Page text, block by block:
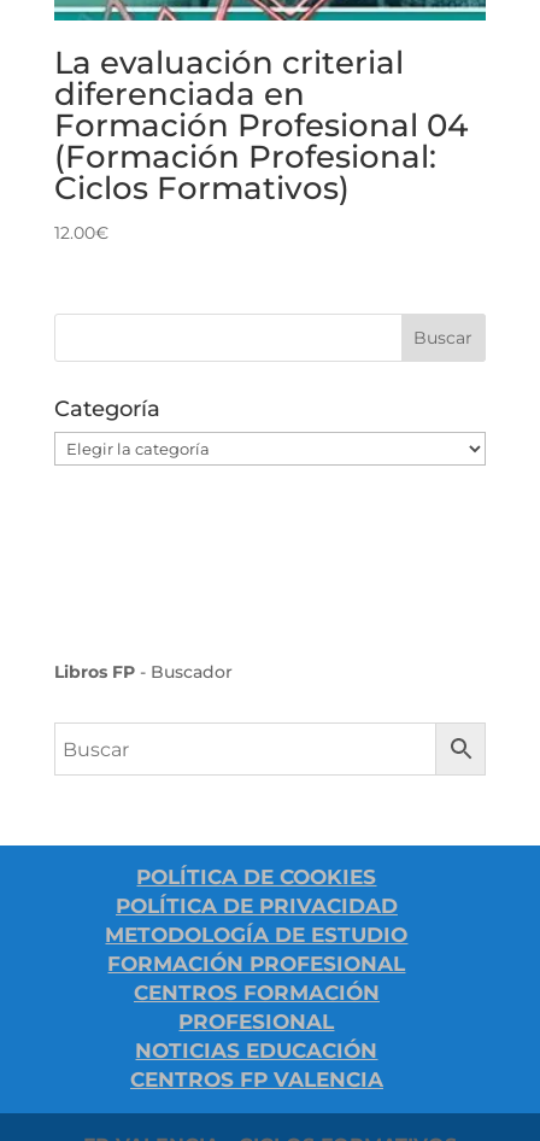
La evaluación criterial
diferenciada en
Formación Profesional 04
(Formación Profesional:
Ciclos Formativos)
12.00€
Categoría
Categoría
Libros FP- Buscador
POLÍTICA DE COOKIES
POLÍTICA DE PRIVACIDAD
METODOLOGÍA DE ESTUDIO
FORMACIÓN PROFESIONAL
CENTROS FORMACIÓN
PROFESIONAL
NOTICIAS EDUCACIÓN
CENTROS FP VALENCIA